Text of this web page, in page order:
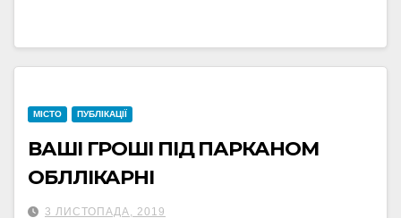
МІСТО ПУБЛІКАЦІЇ
ВАШІ ГРОШІ ПІД ПАРКАНОМ
ОБЛЛІКАРНІ
3 ЛИСТОПАДА, 2019